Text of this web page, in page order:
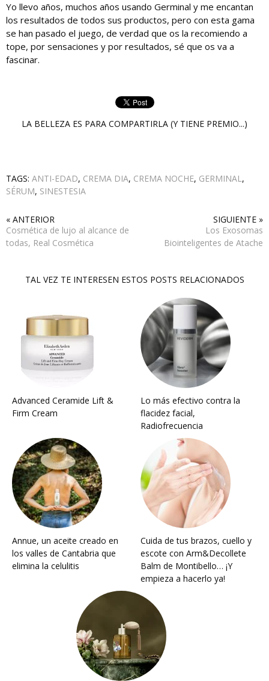
Yo llevo años, muchos años usando Germinal y me encantan
los resultados de todos sus productos, pero con esta gama
se han pasado el juego, de verdad que os la recomiendo a
tope, por sensaciones y por resultados, sé que os va a
fascinar.
LA BELLEZA ES PARA COMPARTIRLA (Y TIENE PREMIO...)
TAGS: ANTI-EDAD, CREMA DIA, CREMA NOCHE, GERMINAL,
SÉRUM, SINESTESIA
« ANTERIOR
Cosmética de lujo al alcance de
todas, Real Cosmética
SIGUIENTE »
Los Exosomas
Biointeligentes de Atache
TAL VEZ TE INTERESEN ESTOS POSTS RELACIONADOS
Advanced Ceramide Lift &
Firm Cream
Lo más efectivo contra la
flacidez facial,
Radiofrecuencia
Annue, un aceite creado en
los valles de Cantabria que
elimina la celulitis
Cuida de tus brazos, cuello y
escote con Arm&Decollete
Balm de Montibello… ¡Y
empieza a hacerlo ya!